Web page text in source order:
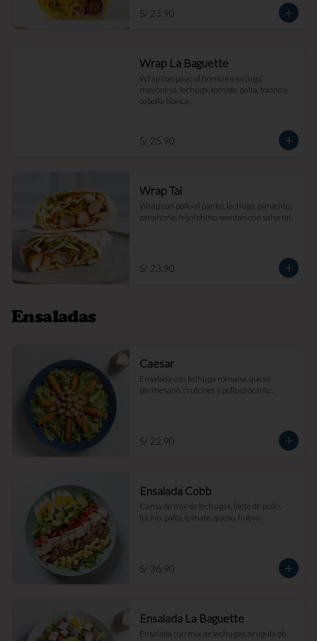
S/ 23.90
Wrap La Baguette
Wrap con pavo al horno en su jugo,
mayonesa, lechuga, tomate, palta, tocino y
cebolla blanca.
S/ 25.90
Wrap Tai
Wrap con pollo al panko, lechuga, pimiento,
zanahoria, frijol chino, wantán con salsa tai.
S/ 23.90
Ensaladas
Caesar
Ensalada con lechuga romana, queso
parmesano, crutones y pollo crocante.
S/ 22.90
Ensalada Cobb
Cama de mix de lechugas, filete de pollo,
tocino, palta, tomate, queso, huevo.
S/ 36.90
Ensalada La Baguette
Ensalada con mix de lechugas, arúgula bb,